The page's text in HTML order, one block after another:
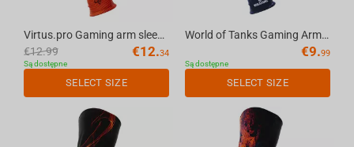
Virtus.pro Gaming arm sleeve "Lines", L
€12.99 €12.34
Są dostępne
SELECT SIZE
World of Tanks Gaming Arm Sleeve Tank Classes, L
€9.99
Są dostępne
SELECT SIZE